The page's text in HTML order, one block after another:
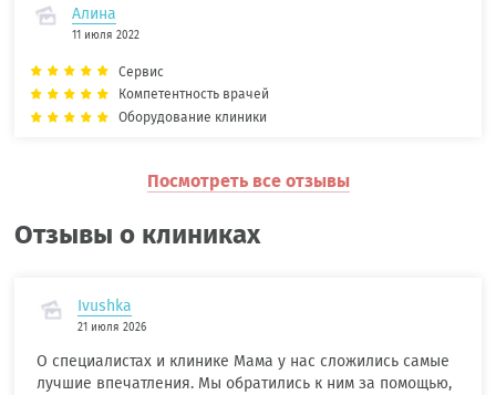
Алина
11 июля 2022
Сервис
Компетентность врачей
Оборудование клиники
Посмотреть все отзывы
Отзывы о клиниках
Ivushka
21 июля 2026
О специалистах и клинике Мама у нас сложились самые
лучшие впечатления. Мы обратились к ним за помощью,